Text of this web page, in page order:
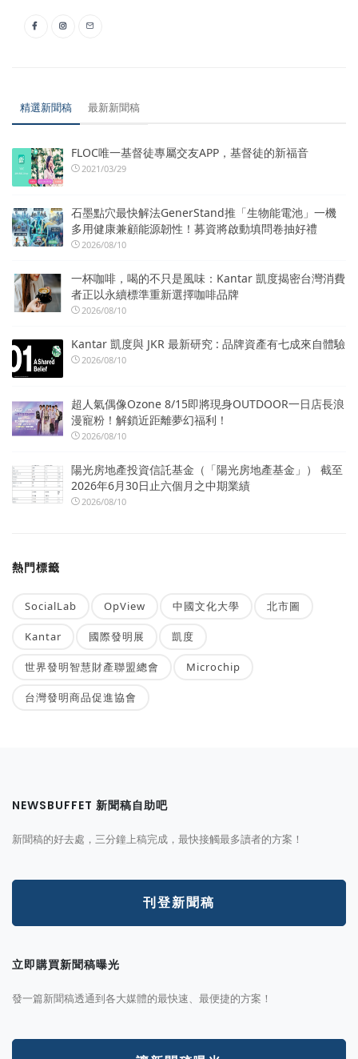
精選新聞稿 最新新聞稿
FLOC唯一基督徒專屬交友APP，基督徒的新福音
2021/03/29
石墨點穴最快解法GenerStand推「生物能電池」一機
多用健康兼顧能源韌性！募資將啟動填問卷抽好禮
2026/08/10
一杯咖啡，喝的不只是風味：Kantar 凱度揭密台灣消費
者正以永續標準重新選擇咖啡品牌
2026/08/10
Kantar 凱度與 JKR 最新研究 : 品牌資產有七成來自體驗
2026/08/10
超人氣偶像Ozone 8/15即將現身OUTDOOR一日店長浪
漫寵粉！解鎖近距離夢幻福利！
2026/08/10
陽光房地產投資信託基金（「陽光房地產基金」） 截至
2026年6月30日止六個月之中期業績
2026/08/10
熱門標籤
SocialLab OpView 中國文化大學 北市圖
Kantar 國際發明展 凱度
世界發明智慧財產聯盟總會 Microchip
台灣發明商品促進協會
NEWSBUFFET 新聞稿自助吧
新聞稿的好去處，三分鐘上稿完成，最快接觸最多讀者的方案！
刊登新聞稿
立即購買新聞稿曝光
發一篇新聞稿透通到各大媒體的最快速、最便捷的方案！